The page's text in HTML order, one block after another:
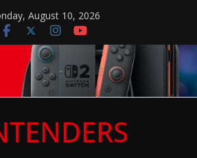
August 10, 2026